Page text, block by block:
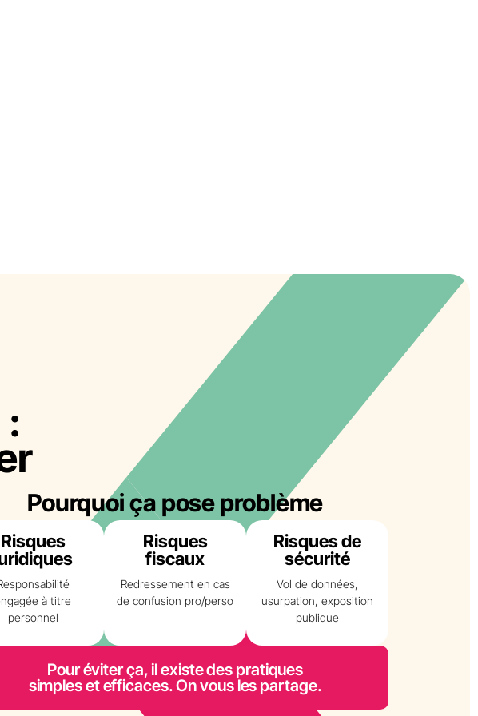
Pourquoi ça pose problème
Risques
à titre
personnel
Risques
fiscaux
Redressement en cas
de confusion pro/perso
Risques de
sécurité
Vol de données,
usurpation, exposition
publique
Pour éviter ça, il existe des pratiques
simples et efficaces. On vous les partage.